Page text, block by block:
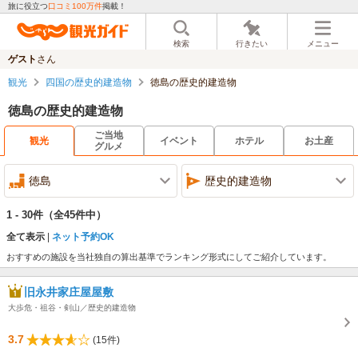
旅に役立つ口コミ100万件掲載！
検索 行きたい メニュー
ゲスト さん
観光 四国の歴史的建造物 徳島の歴史的建造物
徳島の歴史的建造物
観光
ご当地
グルメ
イベント ホテル お土産
徳島 歴史的建造物
1 - 30件 （全45件中）
全て表示 ネット予約OK
おすすめの施設を当社独自の算出基準でランキング形式にしてご紹介しています。
旧永井家庄屋屋敷
大歩危・祖谷・剣山／歴史的建造物
3.7
(15件)